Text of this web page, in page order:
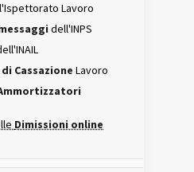
Lavoro
dell'INPS
Cassazione Lavoro
Dimissioni online